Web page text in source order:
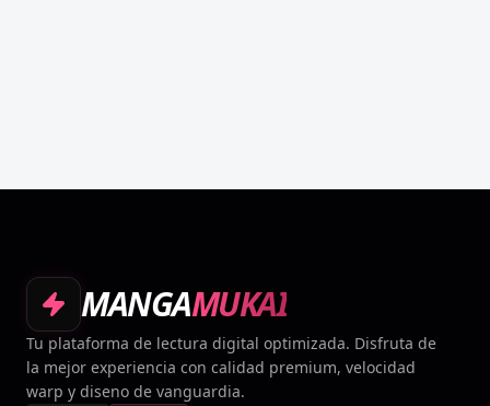
MANGAMUKAI
Tu plataforma de lectura digital optimizada. Disfruta de
la mejor experiencia con calidad premium, velocidad
warp y diseno de vanguardia.